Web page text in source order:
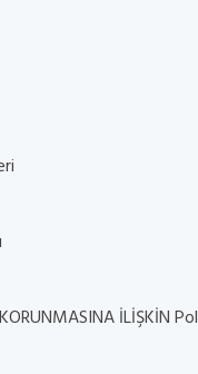
İLİŞKİN